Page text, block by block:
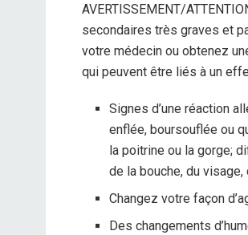
AVERTISSEMENT/
secondaires très graves et
votre médecin ou obtenez
qui peuvent être liés à un
Signes d’une réaction
enflée, boursouflée ou
la poitrine ou la gorge;
de la bouche, du
Changez votre façon
Des changements